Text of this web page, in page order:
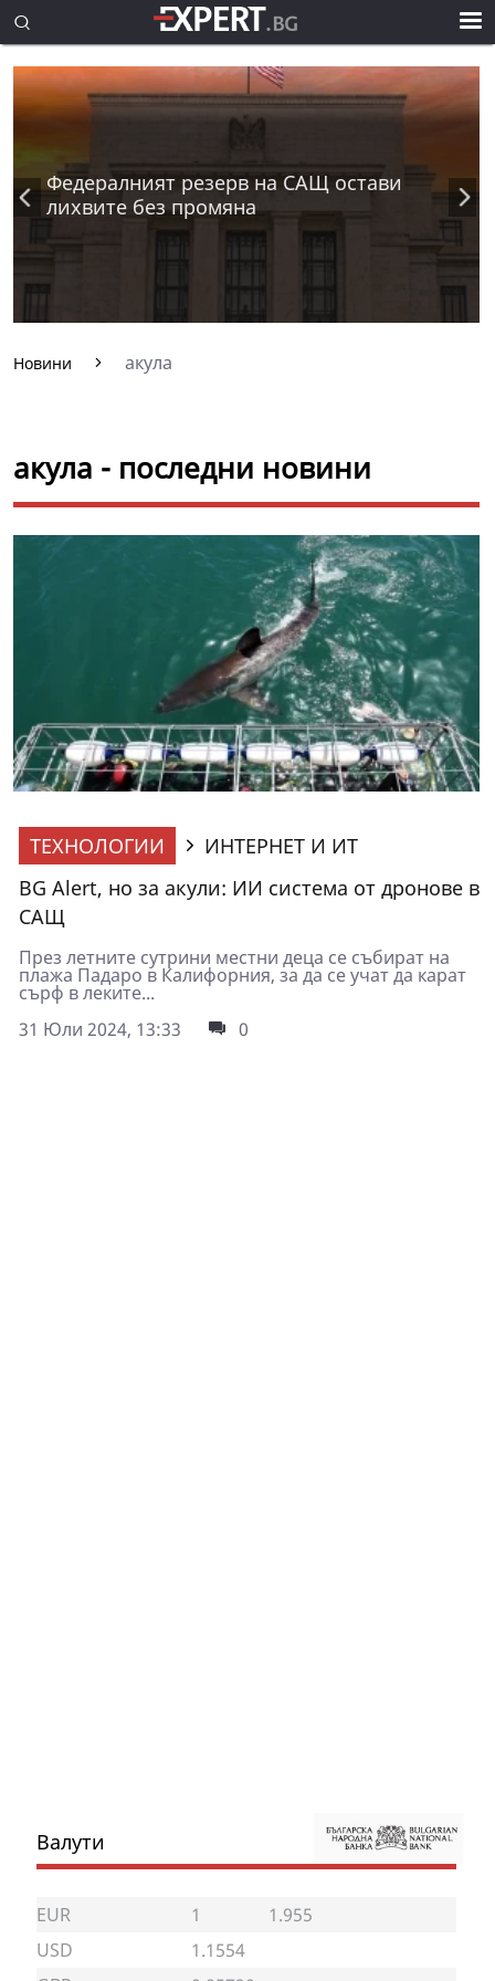
Федералният резерв на САЩ остави
лихвите без промяна
Новини акула
акула - последни новини
ТЕХНОЛОГИИ
ИНТЕРНЕТ И ИТ
BG Alert, но за акули: ИИ система от дронове в
САЩ
През летните сутрини местни деца се събират на
плажа Падаро в Калифорния, за да се учат да карат
сърф в леките...
31 Юли 2024, 13:33
0
Валути
EUR 1
1.955
USD
1.1554